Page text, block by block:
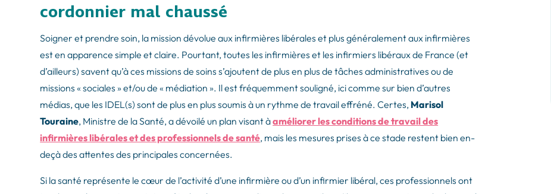
cordonnier mal chaussé
Soigner et prendre soin, la mission dévolue aux infirmières libérales et plus généralement aux infirmières
est en apparence simple et claire. Pourtant, toutes les infirmières et les infirmiers libéraux de France (et
d’ailleurs) savent qu’à ces missions de soins s’ajoutent de plus en plus de tâches administratives ou de
missions « sociales » et/ou de « médiation ». Il est fréquemment souligné, ici comme sur bien d’autres
médias, que les IDEL(s) sont de plus en plus soumis à un rythme de travail effréné. Certes, Marisol
Touraine, Ministre de la Santé, a dévoilé un plan visant àaméliorer les conditions de travail des
infirmières libérales et des professionnels de santé, mais les mesures prises à ce stade restent bien en-
deçà des attentes des principales concernées.
Si la santé représente le cœur de l’activité d’une infirmière ou d’un infirmier libéral, ces professionnels ont